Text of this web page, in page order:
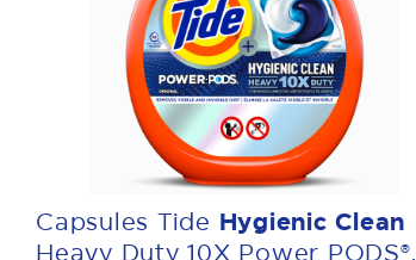
Capsules Tide Hygienic Clean
Heavy Duty 10X Power PODS®,